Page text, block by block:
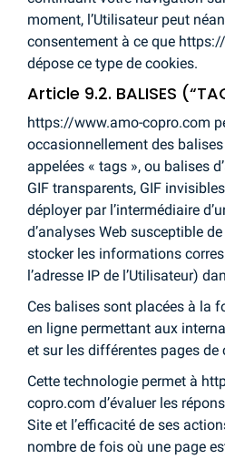
moment, l’Utilisateur peut
consentement à ce que
dépose ce type de cookies.
Article 9.2. BALISES
https://www.amo-copro.com
occasionnellement des
appelées « tags », ou balises
GIF transparents, GIF
déployer par l’intermédiaire
d’analyses Web susceptible
stocker les informations
l’adresse IP de l’Utilisateur)
Ces balises sont placées à la
en ligne permettant aux
et sur les différentes pages de
Cette technologie permet à
copro.com d’évaluer les
Site et l’efficacité de ses
nombre de fois où une page